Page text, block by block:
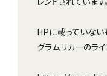
HPに載っていない
グラムリカーのラ